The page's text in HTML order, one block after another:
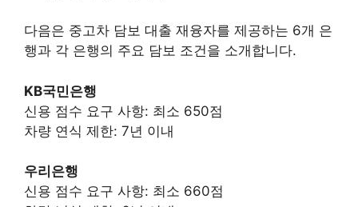
다음은 중고차 담보 대출 재융자를 제공하는 6개 은
행과 각 은행의 주요 담보 조건을 소개합니다.
KB국민은행
신용 점수 요구 사항: 최소 650점
차량 연식 제한: 7년 이내
우리은행
신용 점수 요구 사항: 최소 660점